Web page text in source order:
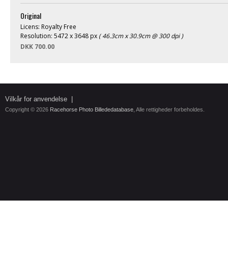
Original
Licens: Royalty Free
Resolution: 5472 x 3648 px ( 46.3cm x 30.9cm @ 300 dpi )
DKK 700.00
Vilkår for anvendelse
Copyright © 2026 Racehorse Photo Billededatabase , Alle rettigheder forbeholdes.